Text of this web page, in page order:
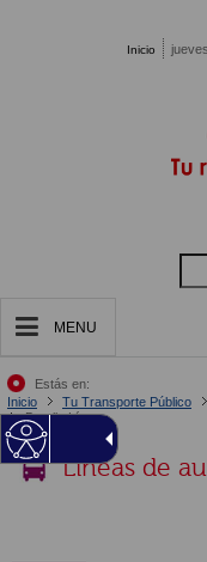
Inicio
MENU
Estás en:
Inicio
Tu Transporte Público
Detalle Línea
Líneas de